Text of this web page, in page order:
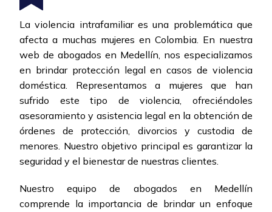
La violencia intrafamiliar es una problemática que
afecta a muchas mujeres en Colombia. En nuestra
web de abogados en Medellín, nos especializamos
en brindar protección legal en casos de violencia
doméstica. Representamos a mujeres que han
sufrido este tipo de violencia, ofreciéndoles
asesoramiento y asistencia legal en la obtención de
órdenes de protección, divorcios y custodia de
menores. Nuestro objetivo principal es garantizar la
seguridad y el bienestar de nuestras clientes.
Nuestro equipo de abogados en Medellín
comprende la importancia de brindar un enfoque